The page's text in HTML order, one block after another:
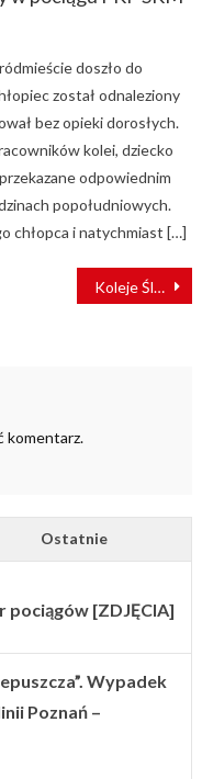
doszło do
został odnaleziony
bez opieki dorosłych.
kolei, dziecko
odpowiednim
popołudniowych.
chłopca i natychmiast […]
Koleje Śląskie zmieniają trasę pociągu przyspieszonego Gliwice – Częstochowa
komentarz.
Ostatnie
pociągów [ZDJĘCIA]
Wypadek
Poznań –